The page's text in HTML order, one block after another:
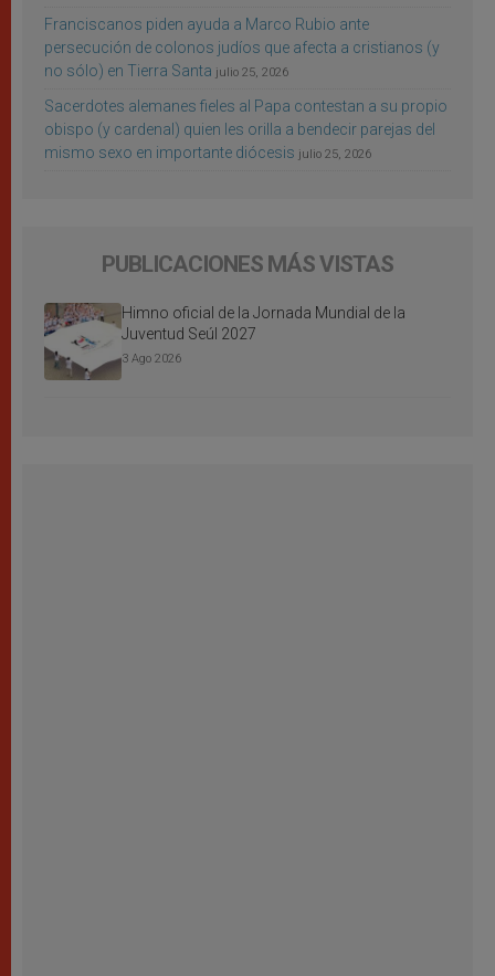
Franciscanos piden ayuda a Marco Rubio ante
persecución de colonos judíos que afecta a cristianos (y
no sólo) en Tierra Santa julio 25, 2026
Sacerdotes alemanes fieles al Papa contestan a su propio
obispo (y cardenal) quien les orilla a bendecir parejas del
mismo sexo en importante diócesis julio 25, 2026
PUBLICACIONES MÁS VISTAS
Himno oficial de la Jornada Mundial de la
Juventud Seúl 2027
3 Ago 2026